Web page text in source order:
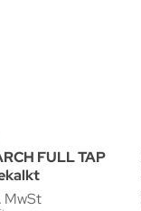
FULL TAP
MwSt